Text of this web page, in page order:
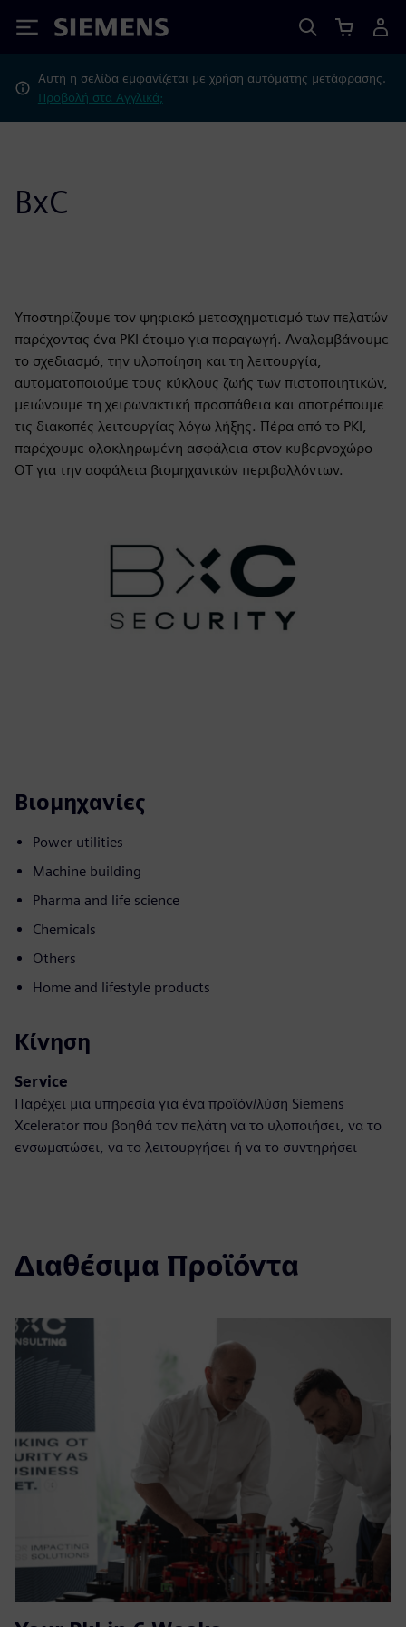
Siemens
Αυτή η σελίδα εμφανίζεται με χρήση αυτόματης μετάφρασης.
Προβολή στα Αγγλικά;
BxC
Υποστηρίζουμε τον ψηφιακό μετασχηματισμό των πελατών
παρέχοντας ένα PKI έτοιμο για παραγωγή. Αναλαμβάνουμε
το σχεδιασμό, την υλοποίηση και τη λειτουργία,
αυτοματοποιούμε τους κύκλους ζωής των πιστοποιητικών,
μειώνουμε τη χειρωνακτική προσπάθεια και αποτρέπουμε
τις διακοπές λειτουργίας λόγω λήξης. Πέρα από το PKI,
παρέχουμε ολοκληρωμένη ασφάλεια στον κυβερνοχώρο
OT για την ασφάλεια βιομηχανικών περιβαλλόντων.
Βιομηχανίες
Power utilities
Machine building
Pharma and life science
Chemicals
Others
Home and lifestyle products
Κίνηση
Service
Παρέχει μια υπηρεσία για ένα προϊόν/λύση Siemens
Xcelerator που βοηθά τον πελάτη να το υλοποιήσει, να το
ενσωματώσει, να το λειτουργήσει ή να το συντηρήσει
Διαθέσιμα Προϊόντα